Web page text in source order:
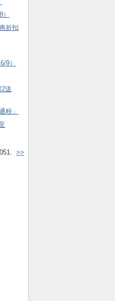
折扣
9）
送
粉」
>>